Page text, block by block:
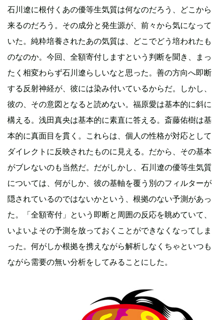
石川遼に根付くあの優等生気質は何なのだろう、どこから
来るのだろう。その成分と発生源が、前々から気になって
いた。純粋培養されたあの気質は、どこでどう培われたも
のなのか。今回、全額寄付しますという判断を聞き、まっ
たく相変わらず石川遼らしいなと思った。善の方向へ即断
する反射神経が、彼には染み付いているからだ。しかし、
彼の、その意図となると読めない。福原愛は基本的に斜に
構える。浅田真央は基本的に素直に答える。斎藤佑樹は基
本的に真面目を貫く。これらは、個人の性格が対応として
ダイレクトに反映されたものに見える。だから、その基本
がブレないのも当然だ。だがしかし、石川遼の優等生気質
については、何がしか、彼の基軸を覆う別のフィルターが
隠されているのではないかという、根拠のない予測があっ
た。「全額寄付」という即断と周囲の反応を眺めていて、
いよいよその予測を放っておくことができなくなってしま
った。何がしか根拠を携えながら解析しなくちゃといつも
ながら需要の無い分析をしてみることにした。